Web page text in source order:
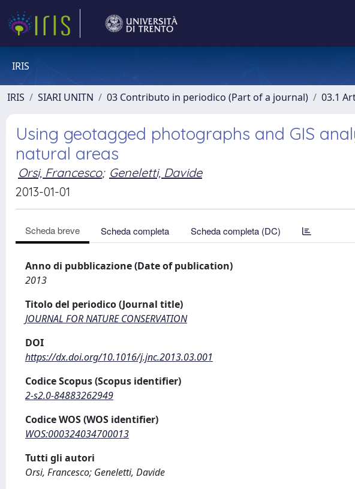
IRIS
IRIS SIARI UNITN 03 Contributo in periodico (Part of a journal) 03.1
Using geotagged photographs and GIS
natural areas
Orsi, Francesco; Geneletti, Davide
2013-01-01
Scheda breve Scheda completa Scheda completa (DC)
Anno di pubblicazione (Date of publication)
2013
Titolo del periodico (Journal title)
JOURNAL FOR NATURE CONSERVATION
DOI
https://dx.doi.org/10.1016/j.jnc.2013.03.001
Codice Scopus (Scopus identifier)
2-s2.0-84883262949
Codice WOS (WOS identifier)
WOS:000324034700013
Tutti gli autori
Orsi, Francesco; Geneletti, Davide